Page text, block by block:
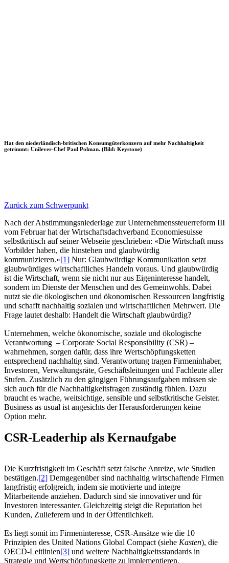
Hat den niederländisch-britischen Konsumgüterkonzern auf mehr Nachhaltigkeit
getrimmt: Unilever-Chef Paul Polman. (Bild: Keystone)
Zurück zum Schwerpunkt
Nach der Abstimmungsniederlage zur Unternehmenssteuerreform III
vom Februar hat der Wirtschaftsdachverband Economiesuisse
selbstkritisch auf seiner Webseite geschrieben: «Die Wirtschaft muss
Vorbilder haben, die hinstehen und glaubwürdig
kommunizieren.»[1] Nur: Glaubwürdige Kommunikation setzt
glaubwürdiges wirtschaftliches Handeln voraus. Und glaubwürdig
ist die Wirtschaft, wenn sie nicht nur aus Eigeninteresse handelt,
sondern im Dienste der Menschen und des Gemeinwohls. Dabei
nutzt sie die ökologischen und ökonomischen Ressourcen langfristig
und schafft nachhaltig sozialen und wirtschaftlichen Mehrwert. Die
Frage lautet deshalb: Handelt die Wirtschaft glaubwürdig?
Unternehmen, welche ökonomische, soziale und ökologische
Verantwortung – Corporate Social Responsibility (CSR) –
wahrnehmen, sorgen dafür, dass ihre Wertschöpfungsketten
entsprechend nachhaltig sind. Verantwortung tragen Firmeninhaber,
Investoren, Verwaltungsräte, Geschäftsleitungen und Fachleute aller
Stufen. Zusätzlich zu den gängigen Führungsaufgaben müssen sie
sich auch für die Nachhaltigkeitsfragen zuständig fühlen. Dazu
braucht es wache, weitsichtige, sensible und selbstkritische Geister.
Business as usual ist angesichts der Herausforderungen keine
Option mehr.
CSR-Leaderhip als Kernaufgabe
Die Kurzfristigkeit im Geschäft setzt falsche Anreize, wie Studien
bestätigen.[2] Demgegenüber sind nachhaltig wirtschaftende Firmen
langfristig erfolgreich, indem sie motivierte und integre
Mitarbeitende anziehen. Dadurch sind sie innovativer und für
Investoren interessanter. Gleichzeitig steigt die Reputation bei
Kunden, Zulieferern und in der Öffentlichkeit.
Es liegt somit im Firmeninteresse, CSR-Ansätze wie die 10
Prinzipien des United Nations Global Compact (siehe Kasten), die
OECD-Leitlinien[3] und weitere Nachhaltigkeitsstandards in
Strategie und Wertschöpfungskette zu implementieren.